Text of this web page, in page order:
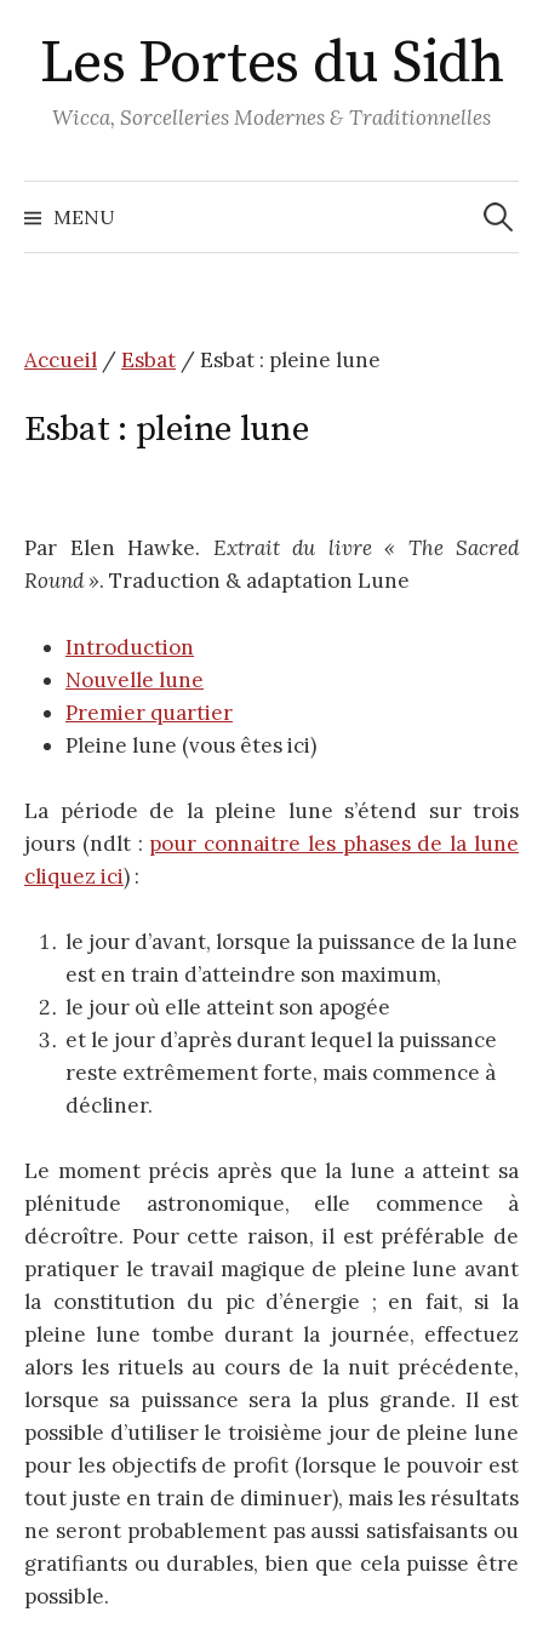
au
contenu
Les Portes du Sidh
Wicca, Sorcelleries Modernes & Traditionnelles
MENU
Accueil /Esbat / Esbat : pleine lune
Esbat : pleine lune
Par Elen Hawke. Extrait du livre « The Sacred
Round ». Traduction & adaptation Lune
Introduction
Nouvelle lune
Premier quartier
Pleine lune (vous êtes ici)
La période de la pleine lune s’étend sur trois
jours (ndlt : pour connaitre les phases de la lune
cliquez ici) :
le jour d’avant, lorsque la puissance de la lune
est en train d’atteindre son maximum,
le jour où elle atteint son apogée
et le jour d’après durant lequel la puissance
reste extrêmement forte, mais commence à
décliner.
Le moment précis après que la lune a atteint sa
plénitude astronomique, elle commence à
décroître. Pour cette raison, il est préférable de
pratiquer le travail magique de pleine lune avant
la constitution du pic d’énergie ; en fait, si la
pleine lune tombe durant la journée, effectuez
alors les rituels au cours de la nuit précédente,
lorsque sa puissance sera la plus grande. Il est
possible d’utiliser le troisième jour de pleine lune
pour les objectifs de profit (lorsque le pouvoir est
tout juste en train de diminuer), mais les résultats
ne seront probablement pas aussi satisfaisants ou
gratifiants ou durables, bien que cela puisse être
possible.